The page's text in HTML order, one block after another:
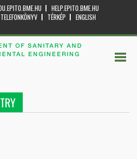
HELP.EPITO.BME.HU
TELEFONKÖNYV TÉRKÉP
ENGLISH
OF SANITARY AND
ENGINEERING